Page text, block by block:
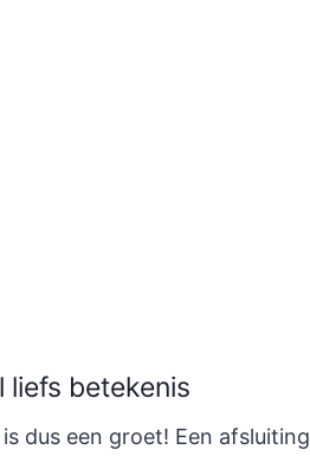
liefs betekenis
dus een groet! Een